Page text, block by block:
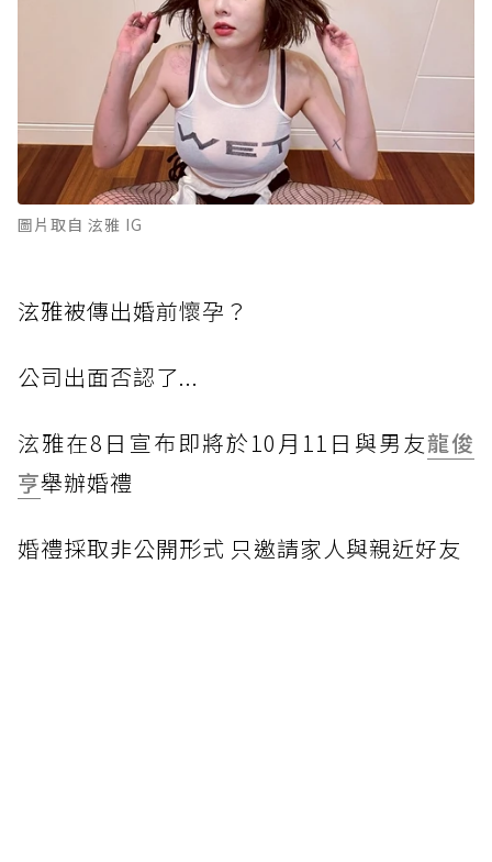
圖片取自 泫雅 IG
泫雅被傳出婚前懷孕？
公司出面否認了...
泫雅在8日宣布即將於10月11日與男友龍俊
亨舉辦婚禮
婚禮採取非公開形式 只邀請家人與親近好友